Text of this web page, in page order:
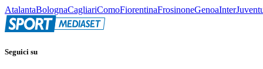
AtalantaBolognaCagliariComoFiorentinaFrosinoneGenoaInter
Seguici su